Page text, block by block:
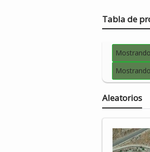
Estás en
Tabla de
Aleatorios